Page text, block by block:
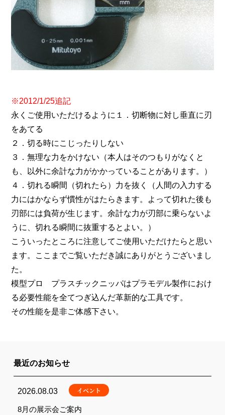
※2012/1/25追記
永くご使用いただけるように１．切断物に対し垂直に刃
をあてる
２．切る時にこじったりしない
３．無理な力をかけない（本人はそのつもりがなくと
も、以外に余計な力がかかっていることがあります。）
４．切れる瞬間（切れたら）力を抜く（人間の入力する
力にはかならず慣性がはたらきます。よって切れた後も
刃部には負荷が生じます。余計な力が刃部に乗らないよ
うに、切れる瞬間に抜重するとよい。）
こういったところに注意してご使用いただけたらと思い
ます。ここまでご覧いただき誠にありがとうございまし
た。
模型プロ プラスチックニッパはプラモデル製作におけ
る必要性能を全てつぎ込んだ革新的な工具です。
その性能を是非ご体感下さい。
最近のお知らせ
2026.08.03 イベント
8月の展示会ご案内